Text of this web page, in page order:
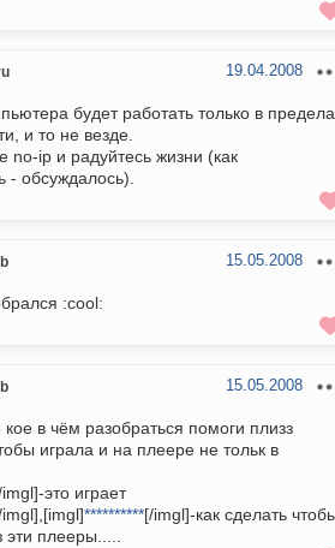
19.04.2008
будет работать только в
и то не везде.
no-ip и радуйтесь жизни (как
- обсуждалось).
15.05.2008
:cool:
15.05.2008
в чём разобраться помоги плизз
играла и на плеере не тольк в
imgl]-это играет
imgl],[imgl]**********[/imgl]-как сделать
эти плееры.....